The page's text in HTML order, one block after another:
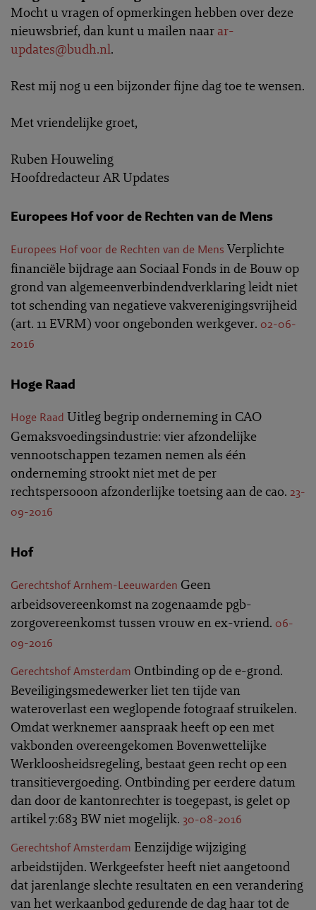
Mocht u vragen of opmerkingen hebben over deze
nieuwsbrief, dan kunt u mailen naar ar-
updates@budh.nl.
Rest mij nog u een bijzonder fijne dag toe te wensen.
Met vriendelijke groet,
Ruben Houweling
Hoofdredacteur AR Updates
Europees Hof voor de Rechten van de Mens
Europees Hof voor de Rechten van de Mens Verplichte
financiële bijdrage aan Sociaal Fonds in de Bouw op
grond van algemeenverbindendverklaring leidt niet
tot schending van negatieve vakverenigingsvrijheid
(art. 11 EVRM) voor ongebonden werkgever. 02-06-
2016
Hoge Raad
Hoge Raad Uitleg begrip onderneming in CAO
Gemaksvoedingsindustrie: vier afzondelijke
vennootschappen tezamen nemen als één
onderneming strookt niet met de per
rechtspersooon afzonderlijke toetsing aan de cao. 23-
09-2016
Hof
Gerechtshof Arnhem-Leeuwarden Geen
arbeidsovereenkomst na zogenaamde pgb-
zorgovereenkomst tussen vrouw en ex-vriend. 06-
09-2016
Gerechtshof Amsterdam Ontbinding op de e-grond.
Beveiligingsmedewerker liet ten tijde van
wateroverlast een weglopende fotograaf struikelen.
Omdat werknemer aanspraak heeft op een met
vakbonden overeengekomen Bovenwettelijke
Werkloosheidsregeling, bestaat geen recht op een
transitievergoeding. Ontbinding per eerdere datum
dan door de kantonrechter is toegepast, is gelet op
artikel 7:683 BW niet mogelijk. 30-08-2016
Gerechtshof Amsterdam Eenzijdige wijziging
arbeidstijden. Werkgeefster heeft niet aangetoond
dat jarenlange slechte resultaten en een verandering
van het werkaanbod gedurende de dag haar tot de